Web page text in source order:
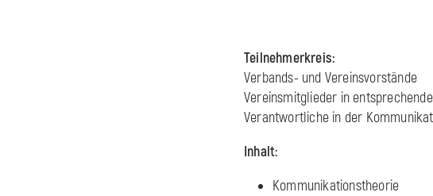
Teilnehmerkreis:
Verbands- und Vereinsvorstände
Vereinsmitglieder in
Verantwortliche in der
Inhalt:
Kommunikationstheorie